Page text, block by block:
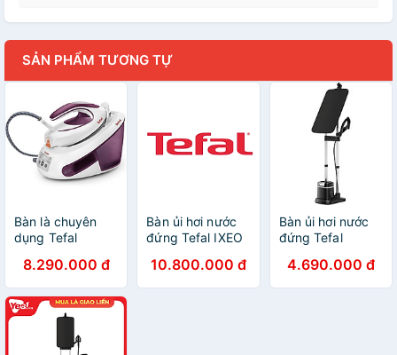
SẢN PHẨM TƯƠNG TỰ
Bàn là chuyên
dụng Tefal
xuất tại Pháp
Hàng chính hãng
8.290.000 đ
Bàn ủi hơi nước
đứng Tefal IXEO
QT2020EO - Sản
xuất tại Pháp,
10.800.000 đ
Bàn ủi hơi nước
đứng Tefal
Hàng chính hãng
4.690.000 đ